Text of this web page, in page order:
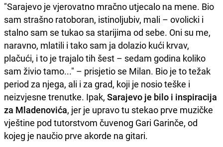
"Sarajevo je vjerovatno mračno utjecalo na mene. Bio
sam strašno ratoboran, istinoljubiv, mali – ovolicki i
stalno sam se tukao sa starijima od sebe. Oni su me,
naravno, mlatili i tako sam ja dolazio kući krvav,
plačući, i to je trajalo tih šest – sedam godina koliko
sam živio tamo..." – prisjetio se Milan. Bio je to težak
period za njega, ali i za grad, koji je nosio teške i
neizvjesne trenutke. Ipak, Sarajevo je bilo i inspiracija
za Mladenovića, jer je upravo tu stekao prve muzičke
vještine pod tutorstvom čuvenog Gari Garinče, od
kojeg je naučio prve akorde na gitari.